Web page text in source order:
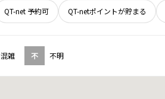
QT-net 予約可 QT-netポイントが貯まる
混雑 不 不明